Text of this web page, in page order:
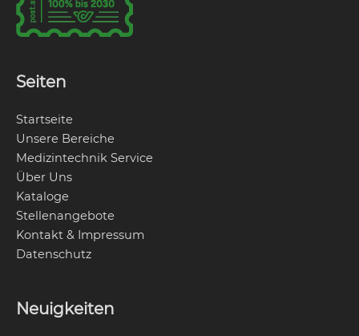
Seiten
Startseite
Unsere Bereiche
Medizintechnik Service
Über Uns
Kataloge
Stellenangebote
Kontakt & Impressum
Datenschutz
Neuigkeiten